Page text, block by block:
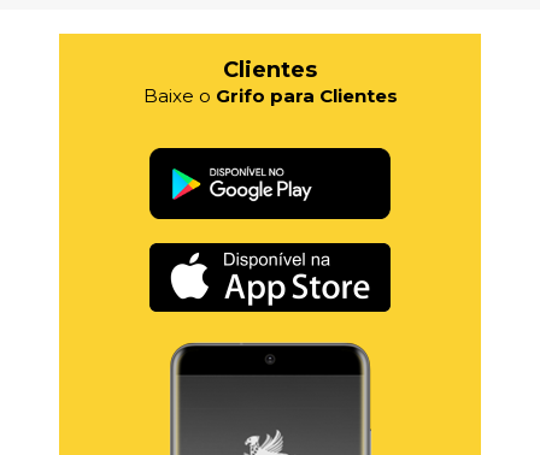
Clientes
Baixe o Grifo para Clientes